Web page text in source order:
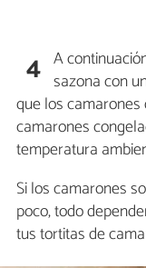
4 A
sazona con
que los
camarones
temperatura
Si los camarones
poco, todo
tus tortitas de